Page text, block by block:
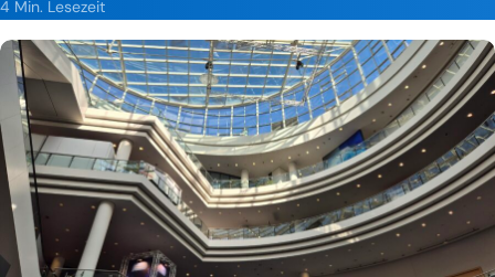
4 Min. Lesezeit